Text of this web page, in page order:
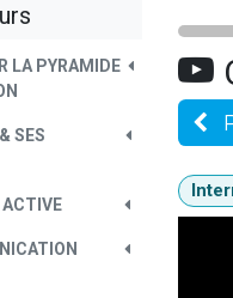
LA PYRAMIDE
SES